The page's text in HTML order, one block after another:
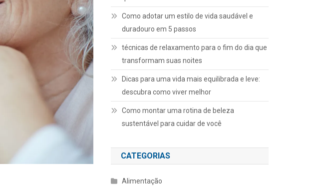
Como adotar um estilo de vida saudável e
duradouro em 5 passos
técnicas de relaxamento para o fim do dia que
transformam suas noites
Dicas para uma vida mais equilibrada e leve:
descubra como viver melhor
Como montar uma rotina de beleza
sustentável para cuidar de você
CATEGORIAS
Alimentação